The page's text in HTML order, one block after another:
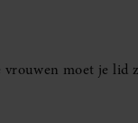
moet je